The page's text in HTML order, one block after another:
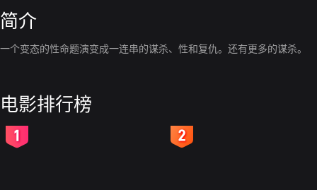
简介
一个变态的性命题演变成一连串的谋杀、性和复仇。还有更多的谋杀。
电影排行榜